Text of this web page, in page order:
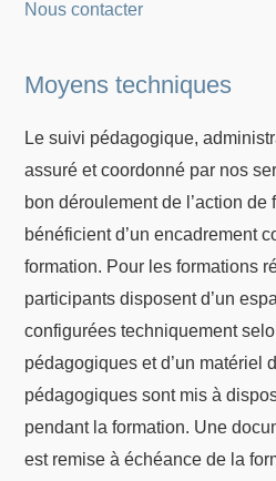
Nous contacter
Moyens techniques
Le suivi pédagogique,
assuré et coordonné par nos
bon déroulement de l’action
bénéficient d’un encadrement
formation. Pour les formations
participants disposent d’un
configurées techniquement
pédagogiques et d’un matériel
pédagogiques sont mis à
pendant la formation. Une
est remise à échéance de la